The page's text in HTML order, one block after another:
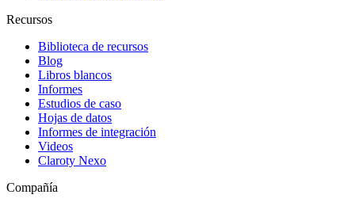
Recursos
Biblioteca de recursos
Blog
Libros blancos
Informes
Estudios de caso
Hojas de datos
Informes de integración
Videos
Claroty Nexo
Compañía